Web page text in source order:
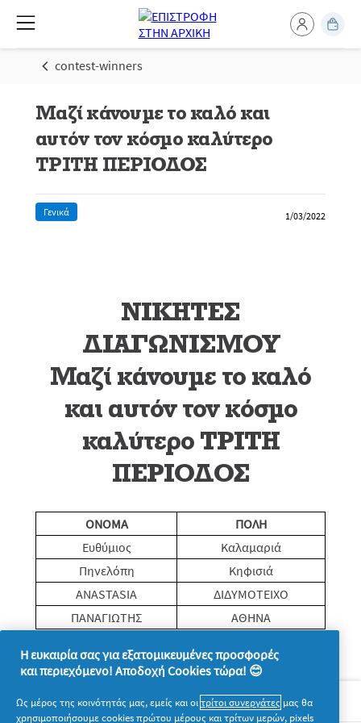
contest-winners
Μαζί κάνουμε το καλό και
αυτόν τον κόσμο καλύτερο
ΤΡΙΤΗ ΠΕΡΙΟΔΟΣ
Γενικά 1/03/2022
ΝΙΚΗΤΕΣ
ΔΙΑΓΩΝΙΣΜΟΥ
Μαζί κάνουμε το καλό
και αυτόν τον κόσμο
καλύτερο TΡΙΤΗ
ΠΕΡΙΟΔΟΣ
ONOMA
ΠΟΛΗ
Ευθύμιος
Καλαμαριά
Πηνελόπη
Κηφισιά
ANASTASIA
ΔΙΔΥΜΟΤΕΙΧΟ
ΠΑΝΑΓΙΩΤΗΣ
ΑΘΗΝΑ
Σχετικά με την P&G
Η ευκαιρία σας για εξατομικευμένες προσφορές
και περιεχόμενο! Αποδοχή Cookies τώρα! 😊
Ως μέρος της κοινότητάς μας, εμείς και οιτρίτοι συνεργάτες μας θα
χρησιμοποιήσουμε cookies πρώτου μέρους και τρίτων μερών, pixels